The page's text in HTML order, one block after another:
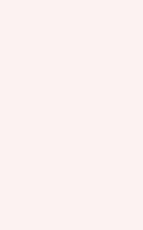
nicht mehr benötigt.
Du auf
oder in Deinem
gibt
jeden
Dich “Does it spark
nicht glücklich machen,
so zumindest ihre
nicht völlig strikt
Dingen trennen